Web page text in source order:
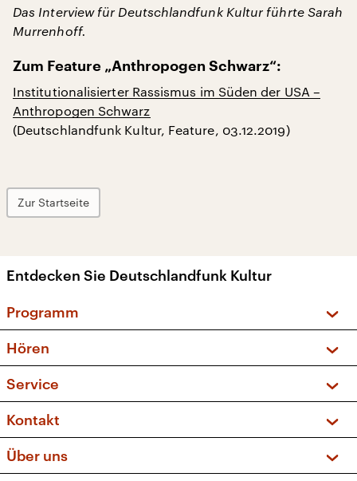
Das Interview für Deutschlandfunk Kultur führte Sarah
Murrenhoff.
Zum Feature „Anthropogen Schwarz“:
Institutionalisierter Rassismus im Süden der USA –
Anthropogen Schwarz
(Deutschlandfunk Kultur, Feature, 03.12.2019)
Zur Startseite
Entdecken Sie Deutschlandfunk Kultur
Programm
Sendungen und Podcasts
Musikliste
Kakadu – Das Kinderprogramm
Hören
Frequenzen (UKW + DAB+)
Service
FAQ
Apps
Newsletter
Kontakt
Social Media
Über uns